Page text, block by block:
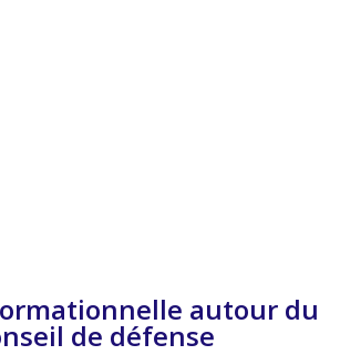
autour du
de défense